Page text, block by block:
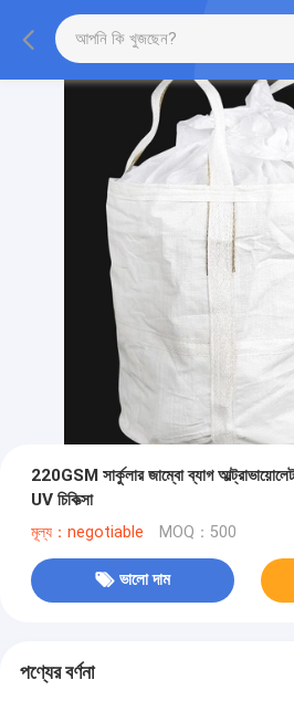
220GSM সার্কুলার জাম্বো ব্যাগ
UV চিকিত্সা
মূল্য：negotiable MOQ：500
ভালো দাম
পণ্যের বর্ণনা